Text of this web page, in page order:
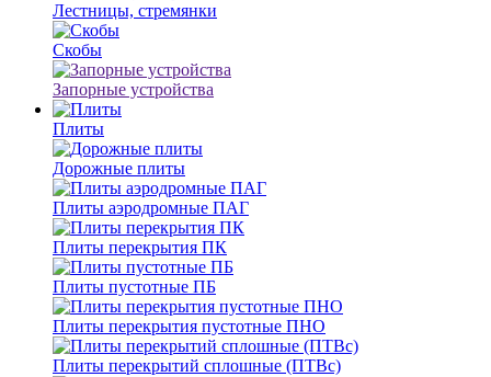
Лестницы, стремянки
Скобы
Запорные устройства
Плиты
Дорожные плиты
Плиты аэродромные ПАГ
Плиты перекрытия ПК
Плиты пустотные ПБ
Плиты перекрытия пустотные ПНО
Плиты перекрытий сплошные (ПТВс)